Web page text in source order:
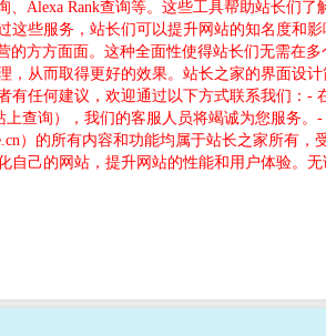
Alexa Rank查询等。这些工具帮助站长们
些服务，站长们可以提升网站的知名度和
方方面面。这种全面性使得站长们无需在
从而取得更好的效果。站长之家的界面设
任何建议，欢迎通过以下方式联系我们：-
查询），我们的客服人员将竭诚为您服务。
）的所有内容和功能均属于站长之家所有，
己的网站，提升网站的性能和用户体验。